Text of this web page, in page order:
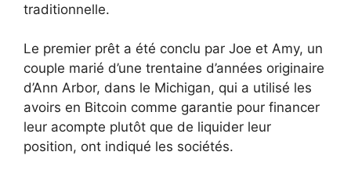
traditionnelle.
Le premier prêt a été conclu par Joe et Amy, un
couple marié d’une trentaine d’années originaire
d’Ann Arbor, dans le Michigan, qui a utilisé les
avoirs en Bitcoin comme garantie pour financer
leur acompte plutôt que de liquider leur
position, ont indiqué les sociétés.